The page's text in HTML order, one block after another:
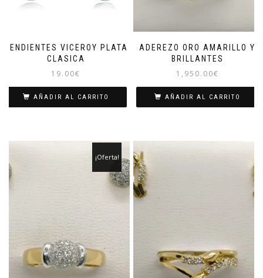
PENDIENTES VICEROY PLATA
CLASICA
19.00€
AÑADIR AL CARRITO
ADEREZO ORO AMARILLO Y
BRILLANTES
1,950.00€
AÑADIR AL CARRITO
¡Oferta!